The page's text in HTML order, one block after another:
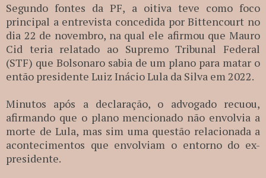
Segundo fontes da PF, a oitiva teve como foco
principal a entrevista concedida por Bittencourt no
dia 22 de novembro, na qual ele afirmou que Mauro
Cid teria relatado ao Supremo Tribunal Federal
(STF) que Bolsonaro sabia de um plano para matar o
então presidente Luiz Inácio Lula da Silva em 2022.
Minutos após a declaração, o advogado recuou,
afirmando que o plano mencionado não envolvia a
morte de Lula, mas sim uma questão relacionada a
acontecimentos que envolviam o entorno do ex-
presidente.